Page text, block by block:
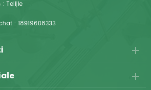
: Telijie
: 18919608333